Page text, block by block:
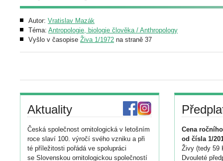
Autor: Vratislav Mazák
Téma: Antropologie, biologie člověka / Anthropology
Vyšlo v časopise Živa 1/1972 na straně 37
Aktuality
Česká společnost ornitologická v letošním
roce slaví 100. výročí svého vzniku a při
té příležitosti pořádá ve spolupráci
se Slovenskou ornitologickou společností
Cena
od čísla 1/
Živy (tedy 59
Dvouleté